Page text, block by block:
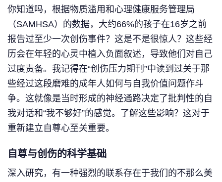
你知道吗，根据物质滥用和心理健康服务管理局
（SAMHSA）的数据，大约66%的孩子在16岁之前
报告过至少一次创伤事件？这是不是很惊人？这些经
历会在年轻的心灵中植入负面叙述，导致他们对自己
过度责备。我记得在“创伤压力期刊”中读到过关于那
些经过这段磨难的成年人如何与自我价值问题作斗
争。这就像是当时形成的神经通路决定了批判性的自
我对话和“我不够好”的感觉。了解这些影响？这对于
重新建立自尊心至关重要。
自尊与创伤的科学基础
深入研究，有一种强烈的联系存在于我们的不那么美